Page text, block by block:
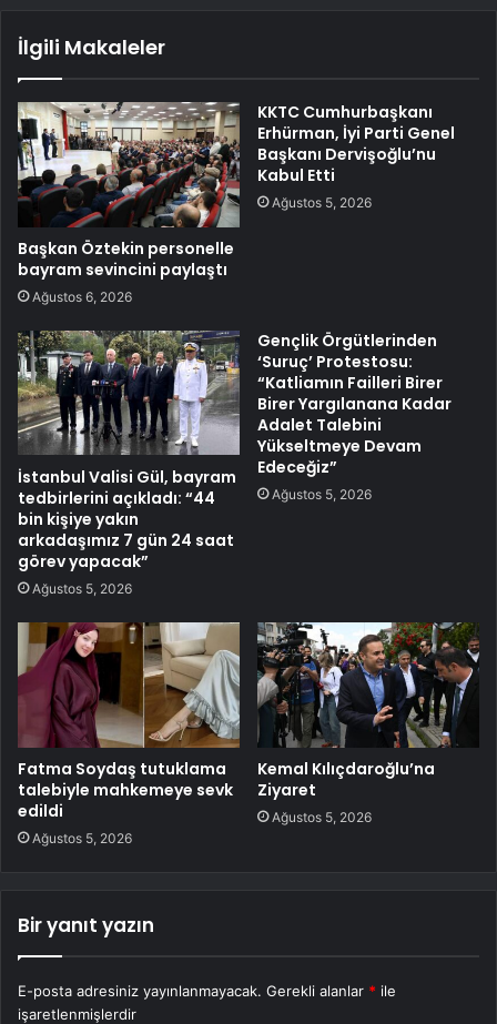
İlgili Makaleler
Başkan Öztekin personelle
bayram sevincini paylaştı
Ağustos 6, 2026
KKTC Cumhurbaşkanı
Erhürman, İyi Parti Genel
Başkanı Dervişoğlu’nu
Kabul Etti
Ağustos 5, 2026
İstanbul Valisi Gül, bayram
tedbirlerini açıkladı: “44
bin kişiye yakın
arkadaşımız 7 gün 24 saat
görev yapacak”
Ağustos 5, 2026
Gençlik Örgütlerinden
‘Suruç’ Protestosu:
“Katliamın Failleri Birer
Birer Yargılanana Kadar
Adalet Talebini
Yükseltmeye Devam
Edeceğiz”
Ağustos 5, 2026
Fatma Soydaş tutuklama
talebiyle mahkemeye sevk
edildi
Ağustos 5, 2026
Kemal Kılıçdaroğlu’na
Ziyaret
Ağustos 5, 2026
Bir yanıt yazın
E-posta adresiniz yayınlanmayacak. Gerekli alanlar * ile
işaretlenmişlerdir